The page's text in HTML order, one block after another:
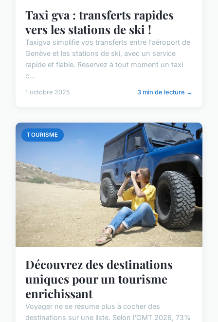
Taxi gva : transferts rapides
vers les stations de ski !
Taxigva simplifie vos transferts entre l'aéroport de
Genève et les stations de ski, avec un service
rapide et fiable. Réservez à tout moment un taxi
c...
1 octobre 2025 3 min de lecture →
TOURISME
Découvrez des destinations
uniques pour un tourisme
enrichissant
Voyager ne se résume plus à cocher des
destinations sur une liste. Selon l'OMT 2026, 73%